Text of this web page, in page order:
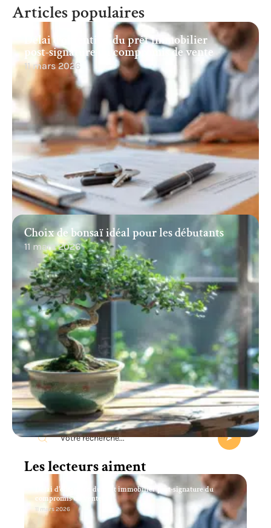
Articles populaires
Délai d’obtention du prêt immobilier
post-signature du compromis de vente
11 mars 2026
Choix de bonsaï idéal pour les débutants
11 mars 2026
Recherche
Les lecteurs aiment
Délai d’obtention du prêt immobilier post-signature du
compromis de vente
11 mars 2026